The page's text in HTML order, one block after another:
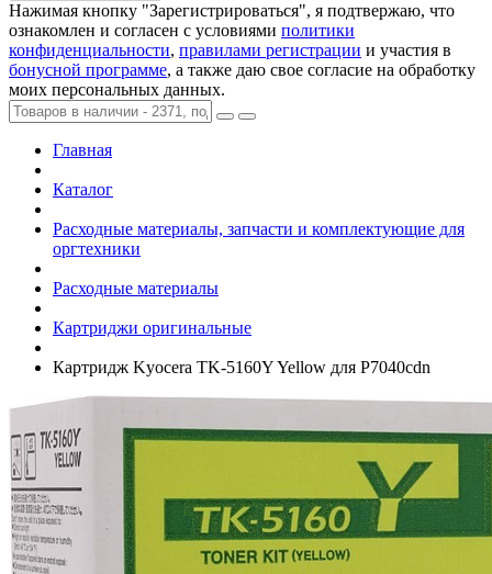
Нажимая кнопку "Зарегистрироваться", я подтвержаю, что
ознакомлен и согласен с условиями политики
конфиденциальности, правилами регистрации и участия в
бонусной программе, а также даю свое согласие на обработку
моих персональных данных.
Главная
Каталог
Расходные материалы, запчасти и комплектующие для
оргтехники
Расходные материалы
Картриджи оригинальные
Картридж Kyocera TK-5160Y Yellow для P7040cdn